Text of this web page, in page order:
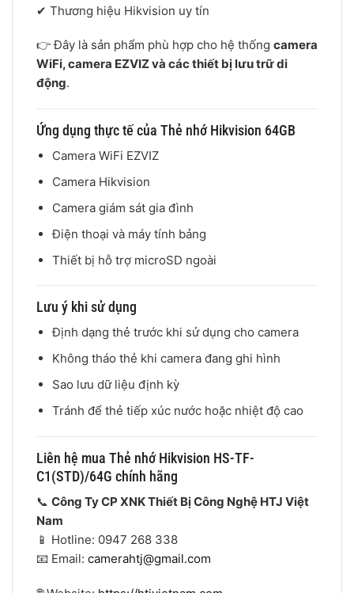
✔ Thương hiệu Hikvision uy tín
👉 Đây là sản phẩm phù hợp cho hệ thống camera
WiFi, camera EZVIZ và các thiết bị lưu trữ di
động.
Ứng dụng thực tế của Thẻ nhớ Hikvision 64GB
Camera WiFi EZVIZ
Camera Hikvision
Camera giám sát gia đình
Điện thoại và máy tính bảng
Thiết bị hỗ trợ microSD ngoài
Lưu ý khi sử dụng
Định dạng thẻ trước khi sử dụng cho camera
Không tháo thẻ khi camera đang ghi hình
Sao lưu dữ liệu định kỳ
Tránh để thẻ tiếp xúc nước hoặc nhiệt độ cao
Liên hệ mua Thẻ nhớ Hikvision HS-TF-
C1(STD)/64G chính hãng
📞 Công Ty CP XNK Thiết Bị Công Nghệ HTJ Việt
Nam
📱 Hotline: 0947 268 338
📧 Email: camerahtj@gmail.com